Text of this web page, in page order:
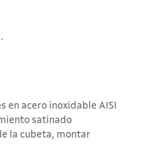
en acero inoxidable AISI
satinado
la cubeta, montar